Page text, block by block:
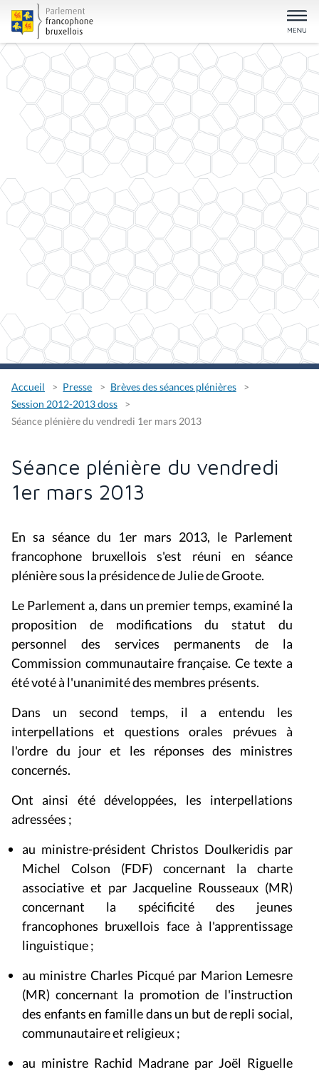
Accueil Presse
Brèves des séances plénières
Session 2012-2013 doss
Séance plénière du vendredi 1er mars 2013
Séance plénière du vendredi
1er mars 2013
En sa séance du 1er mars 2013, le Parlement
francophone bruxellois s'est réuni en séance
plénière sous la présidence de Julie de Groote.
Le Parlement a, dans un premier temps, examiné la
proposition de modifications du statut du
personnel des services permanents de la
Commission communautaire française. Ce texte a
été voté à l'unanimité des membres présents.
Dans un second temps, il a entendu les
interpellations et questions orales prévues à
l'ordre du jour et les réponses des ministres
concernés.
Ont ainsi été développées, les interpellations
adressées ;
au ministre-président Christos Doulkeridis par
Michel Colson (FDF) concernant la charte
associative et par Jacqueline Rousseaux (MR)
concernant la spécificité des jeunes
francophones bruxellois face à l'apprentissage
linguistique ;
au ministre Charles Picqué par Marion Lemesre
(MR) concernant la promotion de l'instruction
des enfants en famille dans un but de repli social,
communautaire et religieux ;
au ministre Rachid Madrane par Joël Riguelle